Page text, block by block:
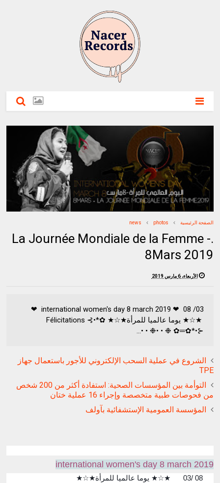
الصفحة الرئيسية photos
news
.La Journée Mondiale de la Femme -
8Mars 2019
الأربعاء، 6 مارس 2019
international women's day 8 march 2019 ❤ 08 /03 ❤
★☆★ يوما عالميا للمرأة★☆★ ✿*•⊱ Félicitations
⊰•*✿═✿ ❉ • •❉ • •...
الشروع في عملية السحب الإلكتروني للأجور باستعمال جهاز
TPE
التوأمة بين المؤسسات الصحية: استفادة أكثر من 200 شخص
من فحوصات طبية متخصصة وإجراء 16 عملية ختان
المؤسسة العمومية الإستشفائية بآولف
international women's day 8 march 2019
08 /03
★☆★ يوما عالميا للمرأة★☆★